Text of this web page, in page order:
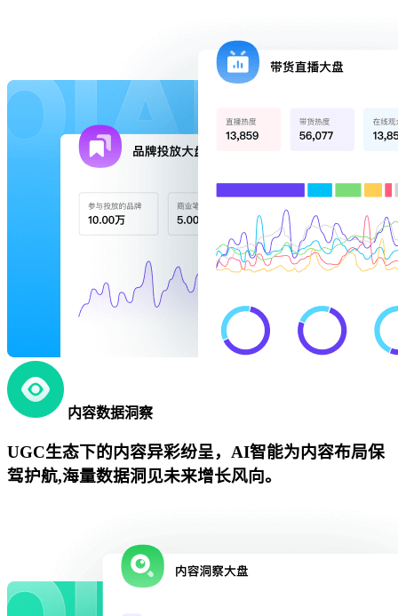
内容数据洞察
UGC生态下的内容异彩纷呈，AI智能为内容布局保
驾护航,海量数据洞见未来增长风向。